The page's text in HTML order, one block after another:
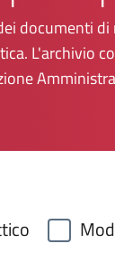
documenti
L'archivio